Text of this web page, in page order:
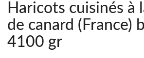
Haricots cuisinés à
de canard (France)
4100 gr